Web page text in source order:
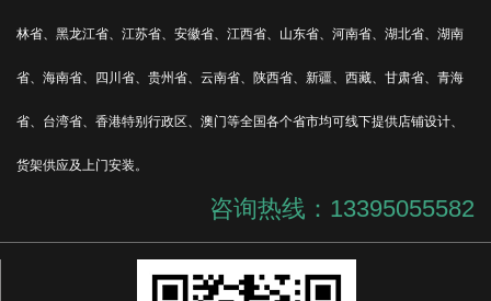
林省、黑龙江省、江苏省、安徽省、江西省、山东省、河南省、湖北省、湖南
省、海南省、四川省、贵州省、云南省、陕西省、新疆、西藏、甘肃省、青海
省、台湾省、香港特别行政区、澳门等全国各个省市均可线下提供店铺设计、
货架供应及上门安装。
咨询热线：13395055582